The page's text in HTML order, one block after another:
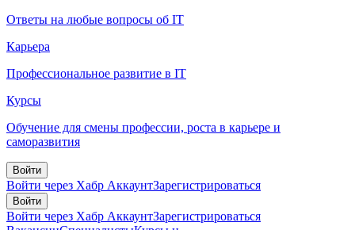
Ответы на любые вопросы об IT
Карьера
Профессиональное развитие в IT
Курсы
Обучение для смены профессии, роста в карьере и
саморазвития
Войти
Войти через Хабр АккаунтЗарегистрироваться
Войти
Войти через Хабр АккаунтЗарегистрироваться